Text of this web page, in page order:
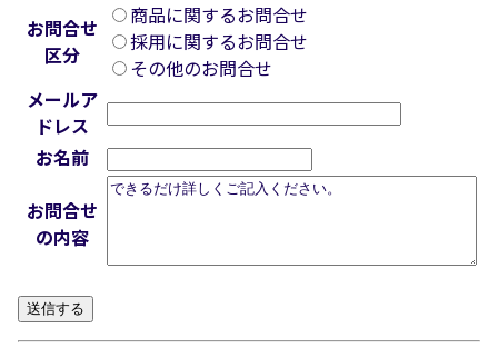
お問合せ
区分
商品に関するお問合せ
採用に関するお問合せ
その他のお問合せ
メールア
ドレス
お名前
お問合せ
の内容